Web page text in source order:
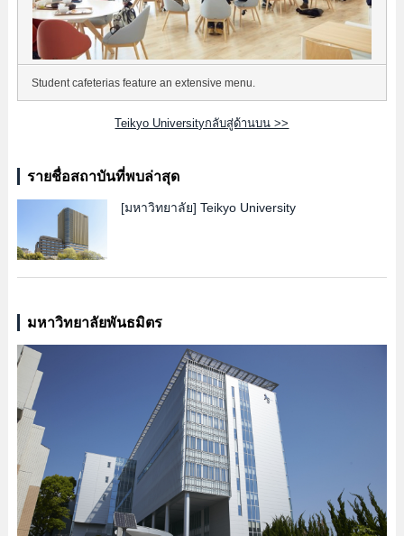
Student cafeterias feature an extensive menu.
Teikyo Universityกลับสู่ด้านบน >>
รายชื่อสถาบันที่พบล่าสุด
[มหาวิทยาลัย] Teikyo University
มหาวิทยาลัยพันธมิตร